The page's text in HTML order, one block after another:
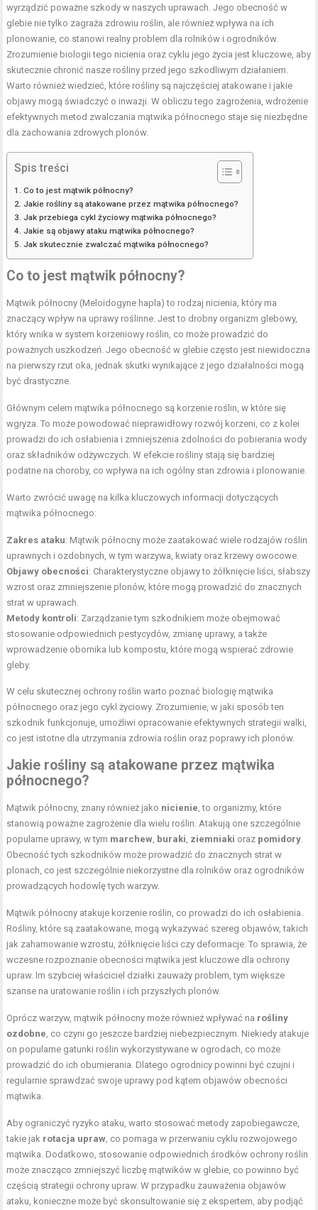
wyrządzić poważne szkody w naszych uprawach. Jego obecność w
glebie nie tylko zagraża zdrowiu roślin, ale również wpływa na ich
plonowanie, co stanowi realny problem dla rolników i ogrodników.
Zrozumienie biologii tego nicienia oraz cyklu jego życia jest kluczowe, aby
skutecznie chronić nasze rośliny przed jego szkodliwym działaniem.
Warto również wiedzieć, które rośliny są najczęściej atakowane i jakie
objawy mogą świadczyć o inwazji. W obliczu tego zagrożenia, wdrożenie
efektywnych metod zwalczania mątwika północnego staje się niezbędne
dla zachowania zdrowych plonów.
Spis treści
Co to jest mątwik północny?
Jakie rośliny są atakowane przez mątwika północnego?
Jak przebiega cykl życiowy mątwika północnego?
Jakie są objawy ataku mątwika północnego?
Jak skutecznie zwalczać mątwika północnego?
Co to jest mątwik północny?
Mątwik północny (Meloidogyne hapla) to rodzaj nicienia, który ma
znaczący wpływ na uprawy roślinne. Jest to drobny organizm glebowy,
który wnika w system korzeniowy roślin, co może prowadzić do
poważnych uszkodzeń. Jego obecność w glebie często jest niewidoczna
na pierwszy rzut oka, jednak skutki wynikające z jego działalności mogą
być drastyczne.
Głównym celem mątwika północnego są korzenie roślin, w które się
wgryza. To może powodować nieprawidłowy rozwój korzeni, co z kolei
prowadzi do ich osłabienia i zmniejszenia zdolności do pobierania wody
oraz składników odżywczych. W efekcie rośliny stają się bardziej
podatne na choroby, co wpływa na ich ogólny stan zdrowia i plonowanie.
Warto zwrócić uwagę na kilka kluczowych informacji dotyczących
mątwika północnego:
Zakres ataku: Mątwik północny może zaatakować wiele rodzajów roślin
uprawnych i ozdobnych, w tym warzywa, kwiaty oraz krzewy owocowe.
Objawy obecności: Charakterystyczne objawy to żółknięcie liści, słabszy
wzrost oraz zmniejszenie plonów, które mogą prowadzić do znacznych
strat w uprawach.
Metody kontroli: Zarządzanie tym szkodnikiem może obejmować
stosowanie odpowiednich pestycydów, zmianę uprawy, a także
wprowadzenie obornika lub kompostu, które mogą wspierać zdrowie
gleby.
W celu skutecznej ochrony roślin warto poznać biologię mątwika
północnego oraz jego cykl życiowy. Zrozumienie, w jaki sposób ten
szkodnik funkcjonuje, umożliwi opracowanie efektywnych strategii walki,
co jest istotne dla utrzymania zdrowia roślin oraz poprawy ich plonów.
Jakie rośliny są atakowane przez mątwika
północnego?
Mątwik północny, znany również jako nicienie, to organizmy, które
stanowią poważne zagrożenie dla wielu roślin. Atakują one szczególnie
popularne uprawy, w tym marchew, buraki, ziemniaki oraz pomidory.
Obecność tych szkodników może prowadzić do znacznych strat w
plonach, co jest szczególnie niekorzystne dla rolników oraz ogrodników
prowadzących hodowlę tych warzyw.
Mątwik północny atakuje korzenie roślin, co prowadzi do ich osłabienia.
Rośliny, które są zaatakowane, mogą wykazywać szereg objawów, takich
jak zahamowanie wzrostu, żółknięcie liści czy deformacje. To sprawia, że
wczesne rozpoznanie obecności mątwika jest kluczowe dla ochrony
upraw. Im szybciej właściciel działki zauważy problem, tym większe
szanse na uratowanie roślin i ich przyszłych plonów.
Oprócz warzyw, mątwik północny może również wpływać na rośliny
ozdobne, co czyni go jeszcze bardziej niebezpiecznym. Niekiedy atakuje
on popularne gatunki roślin wykorzystywane w ogrodach, co może
prowadzić do ich obumierania. Dlatego ogrodnicy powinni być czujni i
regularnie sprawdzać swoje uprawy pod kątem objawów obecności
mątwika.
Aby ograniczyć ryzyko ataku, warto stosować metody zapobiegawcze,
takie jak rotacja upraw, co pomaga w przerwaniu cyklu rozwojowego
mątwika. Dodatkowo, stosowanie odpowiednich środków ochrony roślin
może znacząco zmniejszyć liczbę mątwików w glebie, co powinno być
częścią strategii ochrony upraw. W przypadku zauważenia objawów
ataku, konieczne może być skonsultowanie się z ekspertem, aby podjąć